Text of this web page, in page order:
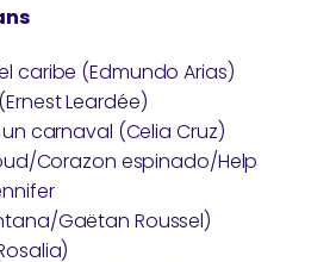
caribe (Edmundo Arias)
Leardée)
carnaval (Celia Cruz)
Corazon espinado/Help
Gaëtan Roussel)